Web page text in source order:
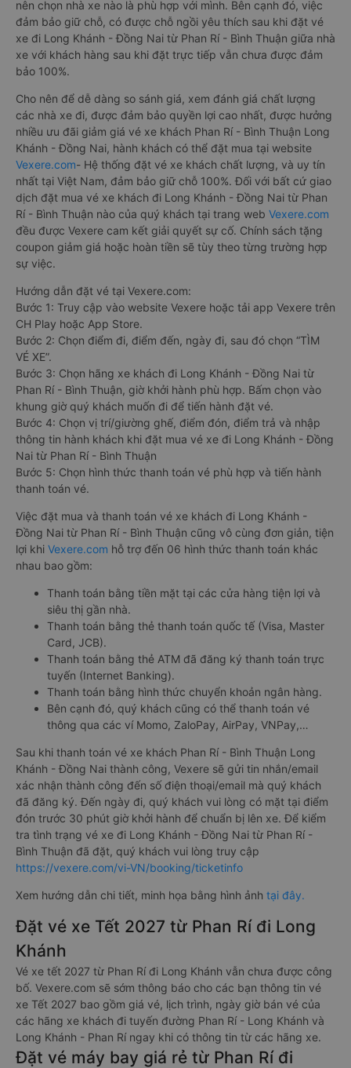
nên chọn nhà xe nào là phù hợp với mình. Bên cạnh đó, việc
đảm bảo giữ chỗ, có được chỗ ngồi yêu thích sau khi đặt vé
xe đi Long Khánh - Đồng Nai từ Phan Rí - Bình Thuận giữa nhà
xe với khách hàng sau khi đặt trực tiếp vẫn chưa được đảm
bảo 100%.
Cho nên để dễ dàng so sánh giá, xem đánh giá chất lượng
các nhà xe đi, được đảm bảo quyền lợi cao nhất, được hưởng
nhiều ưu đãi giảm giá vé xe khách Phan Rí - Bình Thuận Long
Khánh - Đồng Nai, hành khách có thể đặt mua tại website
Vexere.com- Hệ thống đặt vé xe khách chất lượng, và uy tín
nhất tại Việt Nam, đảm bảo giữ chỗ 100%. Đối với bất cứ giao
dịch đặt mua vé xe khách đi Long Khánh - Đồng Nai từ Phan
Rí - Bình Thuận nào của quý khách tại trang web Vexere.com
đều được Vexere cam kết giải quyết sự cố. Chính sách tặng
coupon giảm giá hoặc hoàn tiền sẽ tùy theo từng trường hợp
sự việc.
Hướng dẫn đặt vé tại Vexere.com:
Bước 1: Truy cập vào website Vexere hoặc tải app Vexere trên
CH Play hoặc App Store.
Bước 2: Chọn điểm đi, điểm đến, ngày đi, sau đó chọn “TÌM
VÉ XE”.
Bước 3: Chọn hãng xe khách đi Long Khánh - Đồng Nai từ
Phan Rí - Bình Thuận, giờ khởi hành phù hợp. Bấm chọn vào
khung giờ quý khách muốn đi để tiến hành đặt vé.
Bước 4: Chọn vị trí/giường ghế, điểm đón, điểm trả và nhập
thông tin hành khách khi đặt mua vé xe đi Long Khánh - Đồng
Nai từ Phan Rí - Bình Thuận
Bước 5: Chọn hình thức thanh toán vé phù hợp và tiến hành
thanh toán vé.
Việc đặt mua và thanh toán vé xe khách đi Long Khánh -
Đồng Nai từ Phan Rí - Bình Thuận cũng vô cùng đơn giản, tiện
lợi khi Vexere.com hỗ trợ đến 06 hình thức thanh toán khác
nhau bao gồm:
Thanh toán bằng tiền mặt tại các cửa hàng tiện lợi và
siêu thị gần nhà.
Thanh toán bằng thẻ thanh toán quốc tế (Visa, Master
Card, JCB).
Thanh toán bằng thẻ ATM đã đăng ký thanh toán trực
tuyến (Internet Banking).
Thanh toán bằng hình thức chuyển khoản ngân hàng.
Bên cạnh đó, quý khách cũng có thể thanh toán vé
thông qua các ví Momo, ZaloPay, AirPay, VNPay,…
Sau khi thanh toán vé xe khách Phan Rí - Bình Thuận Long
Khánh - Đồng Nai thành công, Vexere sẽ gửi tin nhắn/email
xác nhận thành công đến số điện thoại/email mà quý khách
đã đăng ký. Đến ngày đi, quý khách vui lòng có mặt tại điểm
đón trước 30 phút giờ khởi hành để chuẩn bị lên xe. Để kiểm
tra tình trạng vé xe đi Long Khánh - Đồng Nai từ Phan Rí -
Bình Thuận đã đặt, quý khách vui lòng truy cập
https://vexere.com/vi-VN/booking/ticketinfo
Xem hướng dẫn chi tiết, minh họa bằng hình ảnh tại đây.
Đặt vé xe Tết 2027 từ Phan Rí đi Long
Khánh
Vé xe tết 2027 từ Phan Rí đi Long Khánh vẫn chưa được công
bố. Vexere.com sẽ sớm thông báo cho các bạn thông tin vé
xe Tết 2027 bao gồm giá vé, lịch trình, ngày giờ bán vé của
các hãng xe khách đi tuyến đường Phan Rí - Long Khánh và
Long Khánh - Phan Rí ngay khi có thông tin từ các hãng xe.
Đặt vé máy bay giá rẻ từ Phan Rí đi